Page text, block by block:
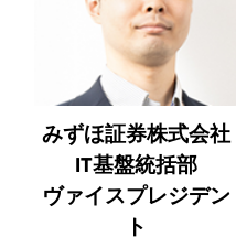
みずほ証券株式会社
IT基盤統括部
ヴァイスプレジデン
ト